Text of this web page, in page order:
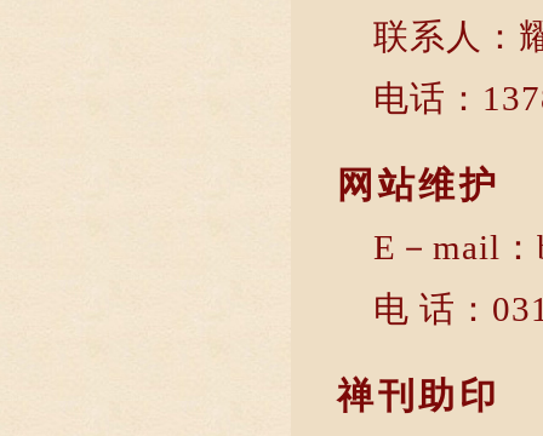
联系人：
电话：
网站维护
E－mail
电 话：
禅刊助印